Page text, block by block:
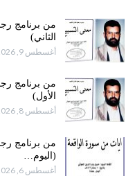
من برنامج
الثاني)
أغسطس 9, 2026
من برنامج
الأول)
أغسطس 8, 2026
من برنامج
(اليوم…
أغسطس 6, 2026